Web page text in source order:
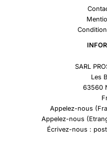
SARL
Les
63560
Appelez-nous
Appelez-nous
Écrivez-nous :